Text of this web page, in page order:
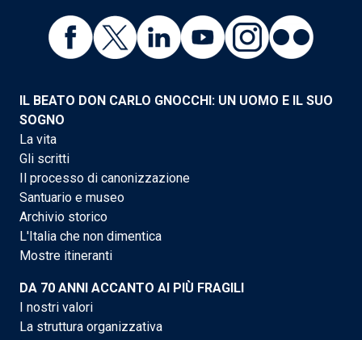
IL BEATO DON CARLO GNOCCHI: UN UOMO E IL SUO
SOGNO
La vita
Gli scritti
Il processo di canonizzazione
Santuario e museo
Archivio storico
L'Italia che non dimentica
Mostre itineranti
DA 70 ANNI ACCANTO AI PIÙ FRAGILI
I nostri valori
La struttura organizzativa